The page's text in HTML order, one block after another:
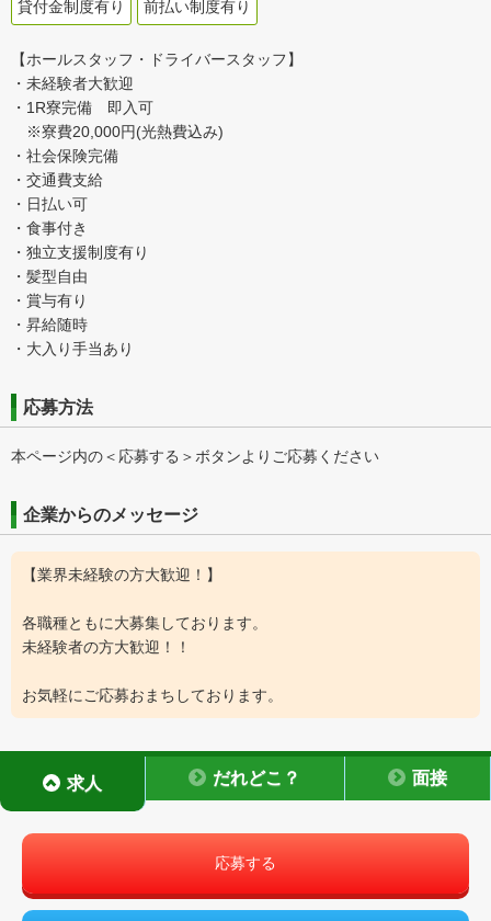
貸付金制度有り 前払い制度有り
【ホールスタッフ・ドライバースタッフ】
・未経験者大歓迎
・1R寮完備 即入可
※寮費20,000円(光熱費込み)
・社会保険完備
・交通費支給
・日払い可
・食事付き
・独立支援制度有り
・髪型自由
・賞与有り
・昇給随時
・大入り手当あり
応募方法
本ページ内の＜応募する＞ボタンよりご応募ください
企業からのメッセージ
【業界未経験の方大歓迎！】
各職種ともに大募集しております。
未経験者の方大歓迎！！
お気軽にご応募おまちしております。
求人 だれどこ？ 面接
応募する